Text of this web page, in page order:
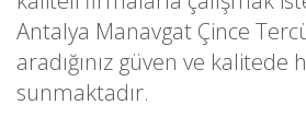
Antalya Manavgat Çince
aradığınız güven ve kalitede
sunmaktadır.